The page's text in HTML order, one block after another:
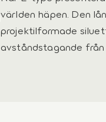
världen häpen. Den
projektilformade
avståndstagande från